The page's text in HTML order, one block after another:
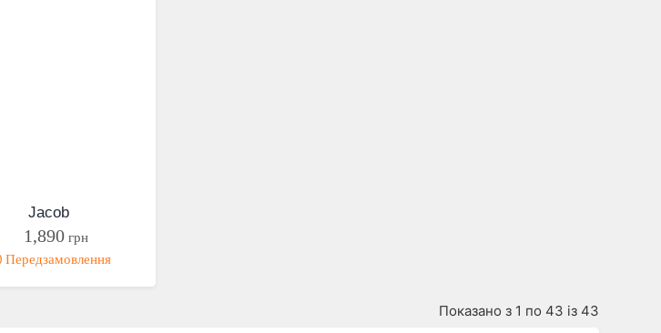
Jacob
1,890 грн
Передзамовлення
Показано з 1 по 43 із 43